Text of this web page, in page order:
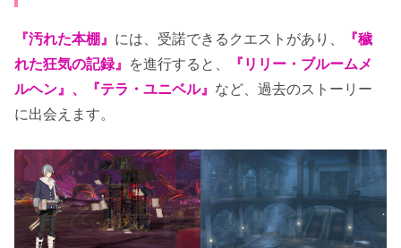
『汚れた本棚』 には、受諾できるクエストがあり、
『穢
れた狂気の記録』 を進行すると、
『リリー・ブルームメ
ルヘン』、『テラ・ユニベル』 など、過去のストーリー
に出会えます。